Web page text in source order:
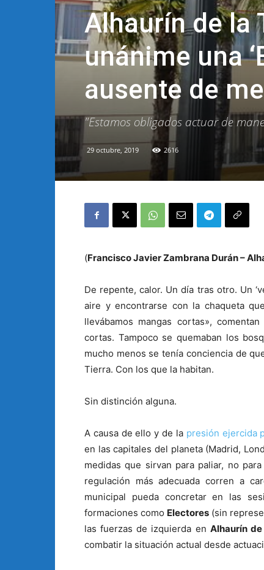
Alhaurín de la
unánime una
ausente de
"Estamos obligados actuar de
29 octubre, 2019 2616
(Francisco Javier Zambrana Durán –
De repente, calor. Un día tras otro. Un
aire y encontrarse con la chaqueta
llevábamos mangas cortas»,
cortas. Tampoco se quemaban los
mucho menos se tenía conciencia de
Tierra. Con los que la habitan.
Sin distinción alguna.
A causa de ello y de la presión ejercida
en las capitales del planeta (Madrid,
medidas que sirvan para paliar, no
regulación más adecuada corren a
municipal pueda concretar en las
formaciones como Electores (sin
las fuerzas de izquierda en Alhaurín
combatir la situación actual desde